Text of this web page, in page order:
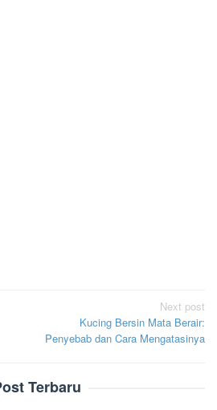
Next post
Kucing Bersin Mata Berair:
Penyebab dan Cara Mengatasinya
Terbaru